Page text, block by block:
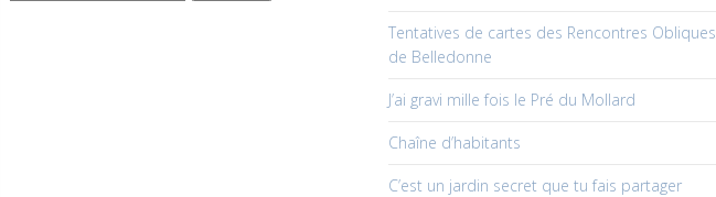
Tentatives de cartes des Rencontres Obliques
de Belledonne
J’ai gravi mille fois le Pré du Mollard
Chaîne d’habitants
C’est un jardin secret que tu fais partager